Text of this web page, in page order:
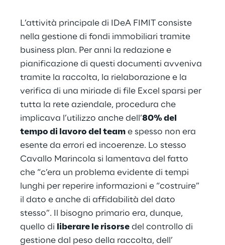
L’attività principale di IDeA FIMIT consiste
nella gestione di fondi immobiliari tramite
business plan. Per anni la redazione e
pianificazione di questi documenti avveniva
tramite la raccolta, la rielaborazione e la
verifica di una miriade di file Excel sparsi per
tutta la rete aziendale, procedura che
implicava l’utilizzo anche dell’80% del
tempo di lavoro del team e spesso non era
esente da errori ed incoerenze. Lo stesso
Cavallo Marincola si lamentava del fatto
che “c’era un problema evidente di tempi
lunghi per reperire informazioni e “costruire”
il dato e anche di affidabilità del dato
stesso”. Il bisogno primario era, dunque,
quello di
liberare le risorse del controllo di
gestione dal peso della raccolta, dell’